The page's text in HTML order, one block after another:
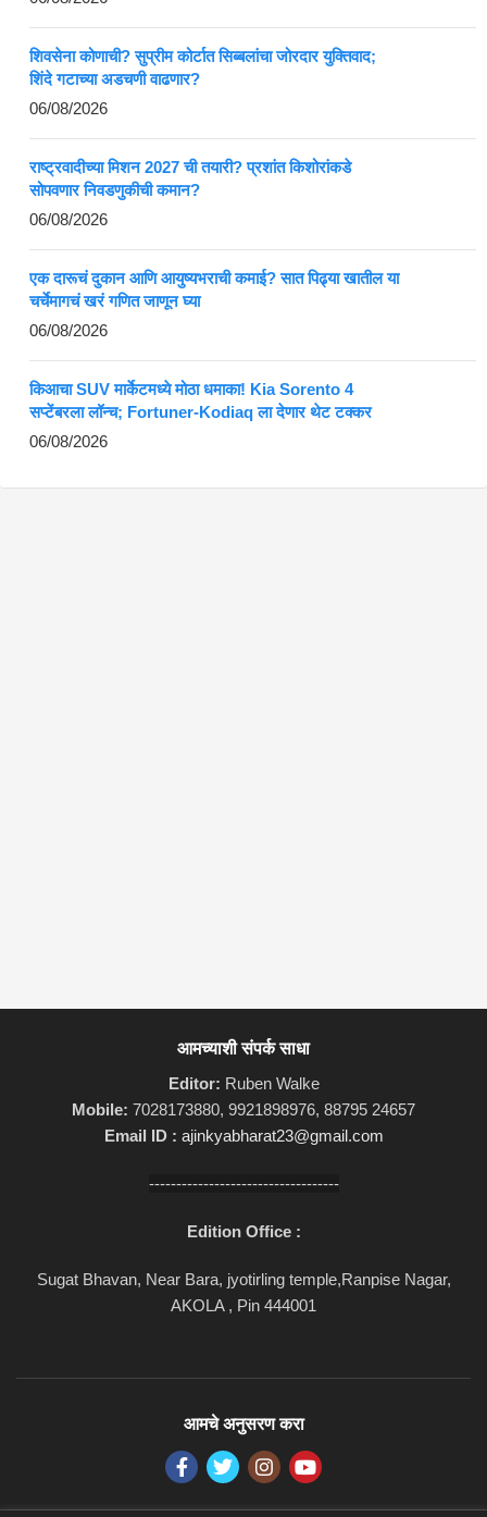
शिवसेना कोणाची? सुप्रीम कोर्टात सिब्बलांचा जोरदार युक्तिवाद;
शिंदे गटाच्या अडचणी वाढणार?
06/08/2026
राष्ट्रवादीच्या मिशन 2027 ची तयारी? प्रशांत किशोरांकडे
सोपवणार निवडणुकीची कमान?
06/08/2026
एक दारूचं दुकान आणि आयुष्यभराची कमाई? सात पिढ्या खातील या
चर्चेमागचं खरं गणित जाणून घ्या
06/08/2026
किआचा SUV मार्केटमध्ये मोठा धमाका! Kia Sorento 4
सप्टेंबरला लॉन्च; Fortuner-Kodiaq ला देणार थेट टक्कर
06/08/2026
आमच्याशी संपर्क साधा
Editor: Ruben Walke
Mobile: 7028173880, 9921898976, 88795 24657
Email ID : ajinkyabharat23@gmail.com
-----------------------------------
Edition Office :
Sugat Bhavan, Near Bara, jyotirling temple,Ranpise Nagar,
AKOLA , Pin 444001
आमचे अनुसरण करा